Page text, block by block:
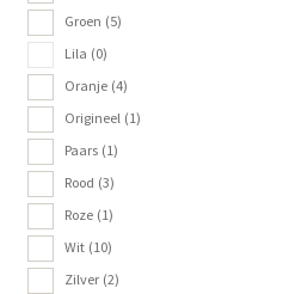
Groen (5)
Lila (0)
Oranje (4)
Origineel (1)
Paars (1)
Rood (3)
Roze (1)
Wit (10)
Zilver (2)